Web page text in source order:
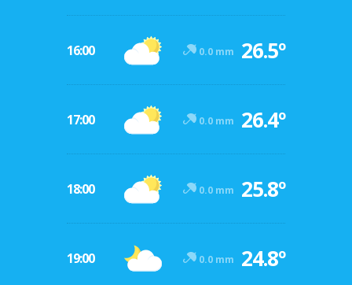
16:00 0.0 mm 26.5º
17:00 0.0 mm 26.4º
18:00 0.0 mm 25.8º
19:00 0.0 mm 24.8º